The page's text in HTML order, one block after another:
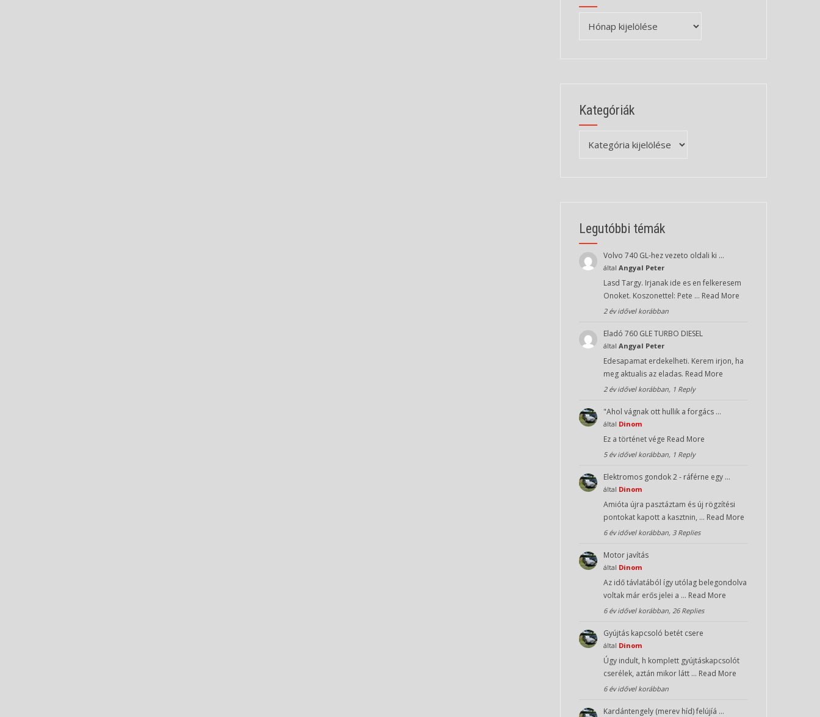
Kategóriák
Legutóbbi témák
Volvo 740 GL-hez vezeto oldali ki …
által Angyal Peter
Lasd Targy. Irjanak ide es en felkeresem
Onoket. Koszonettel: Pete … Read More
2 év idővel korábban
Eladó 760 GLE TURBO DIESEL
által Angyal Peter
Edesapamat erdekelheti. Kerem irjon, ha
meg aktualis az eladas. Read More
2 év idővel korábban, 1 Reply
"Ahol vágnak ott hullik a forgács …
által Dinom
Ez a történet vége Read More
5 év idővel korábban, 1 Reply
Elektromos gondok 2 - ráférne egy …
által Dinom
Amióta újra pasztáztam és új rögzítési
pontokat kapott a kasztnin, … Read More
6 év idővel korábban, 3 Replies
Motor javítás
által Dinom
Az idő távlatából így utólag belegondolva
voltak már erős jelei a … Read More
6 év idővel korábban, 26 Replies
Gyújtás kapcsoló betét csere
által Dinom
Úgy indult, h komplett gyújtáskapcsolót
cserélek, aztán mikor látt … Read More
6 év idővel korábban
Kardántengely (merev híd) felújíá …